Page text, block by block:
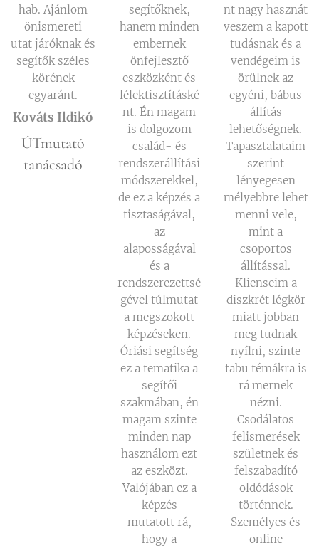
hab. Ajánlom
önismereti
utat járóknak és
segítők széles
körének
egyaránt.
Kováts Ildikó
ÚTmutató
tanácsadó
segítőknek,
hanem minden
embernek
önfejlesztő
eszközként és
lélektisztításké
nt. Én magam
is dolgozom
család- és
rendszerállítási
módszerekkel,
de ez a képzés a
tisztaságával,
az
alaposságával
és a
rendszerezettsé
gével túlmutat
a megszokott
képzéseken.
Óriási segítség
ez a tematika a
segítői
szakmában, én
magam szinte
minden nap
használom ezt
az eszközt.
Valójában ez a
képzés
mutatott rá,
hogy a
nt nagy hasznát
veszem a kapott
tudásnak és a
vendégeim is
örülnek az
egyéni, bábus
állítás
lehetőségnek.
Tapasztalataim
szerint
lényegesen
mélyebbre lehet
menni vele,
mint a
csoportos
állítással.
Klienseim a
diszkrét légkör
miatt jobban
meg tudnak
nyílni, szinte
tabu témákra is
rá mernek
nézni.
Csodálatos
felismerések
születnek és
felszabadító
oldódások
történnek.
Személyes és
online